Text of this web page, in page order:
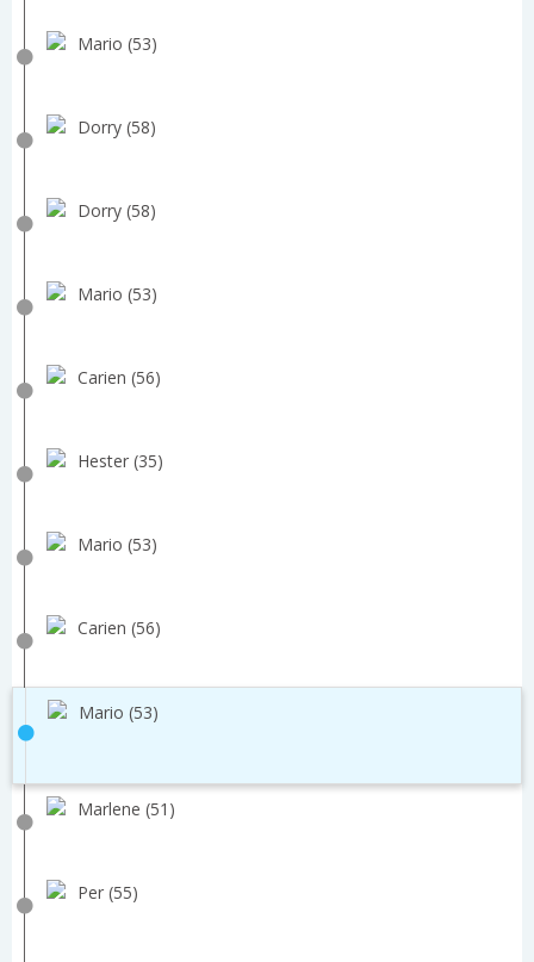
Mario (53)
Dorry (58)
Dorry (58)
Mario (53)
Carien (56)
Hester (35)
Mario (53)
Carien (56)
Mario (53)
Marlene (51)
Per (55)